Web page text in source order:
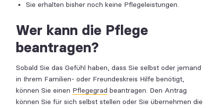
Sie erhalten bisher noch keine Pflegeleistungen.
Wer kann die Pflege
beantragen?
Sobald Sie das Gefühl haben, dass Sie selbst oder jemand
in Ihrem Familien- oder Freundeskreis Hilfe benötigt,
können Sie einen Pflegegrad beantragen. Den Antrag
können Sie für sich selbst stellen oder Sie übernehmen die